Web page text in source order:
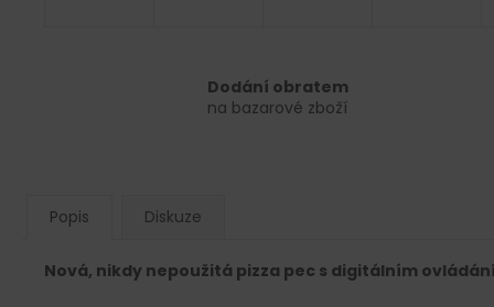
Dodání obratem
na bazarové zboží
Popis Diskuze
Nová, nikdy nepoužitá pizza pec s digitálním